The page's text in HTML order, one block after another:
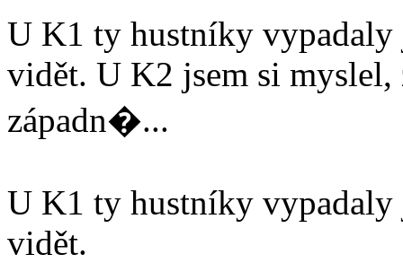
U K1 ty hustníky vypadaly
vidět. U K2 jsem si
západn�...
U K1 ty hustníky vypadaly
vidět.